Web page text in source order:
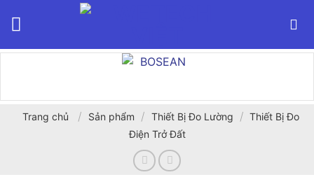
Trang chủ / Sản phẩm / Thiết Bị Đo Lường / Thiết Bị Đo
Điện Trở Đất